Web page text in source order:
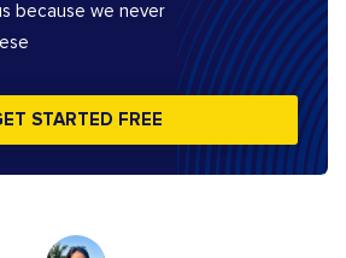
because we never
STARTED FREE